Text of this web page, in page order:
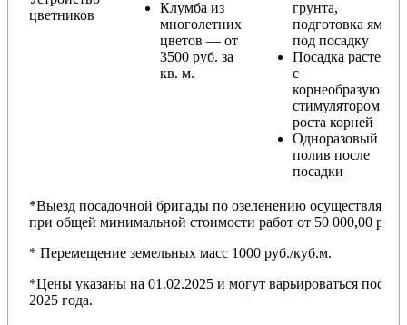
цветников
Клумба из
многолетних
цветов — от
3500 руб. за
кв. м.
грунта,
подготовка ямы
под посадку
Посадка растений
с
корнеобразующим
стимулятором
роста корней
Одноразовый
полив после
посадки
*Выезд посадочной бригады по озеленению осуществляется
при общей минимальной стоимости работ от 50 000,00 руб.
* Перемещение земельных масс 1000 руб./куб.м.
*Цены указаны на 01.02.2025 и могут варьироваться после
2025 года.